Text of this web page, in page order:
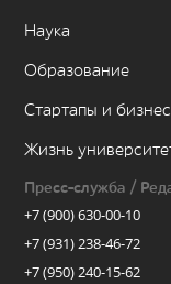
Наука
Образование
Стартапы и бизнес
Жизнь
Пресс-служба /
+7 (900) 630-00-10
+7 (931) 238-46-72
+7 (950) 240-15-62